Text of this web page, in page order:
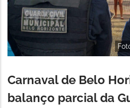
Carnaval de Belo
balanço parcial da